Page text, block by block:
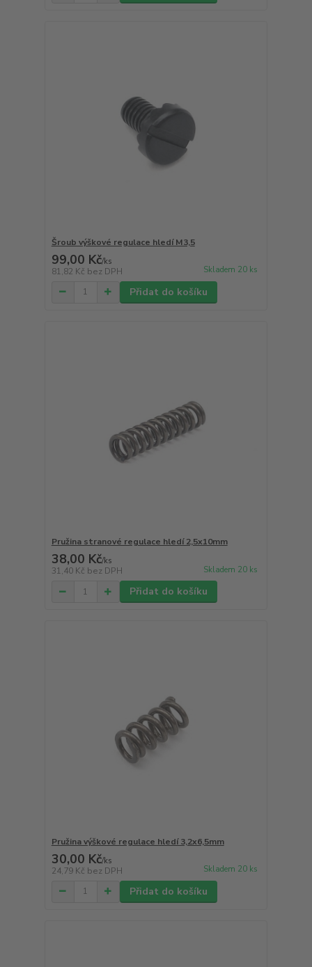
Šroub výškové regulace hledí M3,5
99,00 Kč/ks
81,82 Kč bez DPH Skladem 20 ks
Přidat do košíku
Pružina stranové regulace hledí 2,5x10mm
38,00 Kč/ks
31,40 Kč bez DPH Skladem 20 ks
Přidat do košíku
Pružina výškové regulace hledí 3,2x6,5mm
30,00 Kč/ks
24,79 Kč bez DPH Skladem 20 ks
Přidat do košíku